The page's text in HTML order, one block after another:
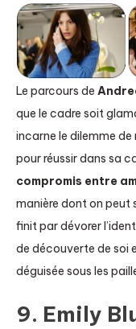
Le parcours de
que le cadre soit
incarne le dilemme de
pour réussir dans sa
compromis entre
manière dont on peut
finit par dévorer
de découverte de soi
déguisée sous les
9. Emily